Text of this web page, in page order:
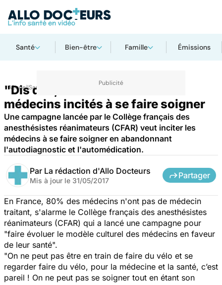
Santé Bien-être Famille Émissions
AccueilSanté
"Dis doc, t'as ton doc ?" : les
médecins incités à se faire soigner
Une campagne lancée par le Collège français des
anesthésistes réanimateurs (CFAR) veut inciter les
médecins à se faire soigner en abandonnant
l'autodiagnostic et l'automédication.
Par La rédaction d'Allo Docteurs
Mis à jour le 31/05/2017
Partager
En France, 80% des médecins n'ont pas de médecin
traitant, s'alarme le Collège français des anesthésistes
réanimateurs (CFAR) qui a lancé une campagne pour
"faire évoluer le modèle culturel des médecins en faveur
de leur santé".
"On ne peut pas être en train de faire du vélo et se
regarder faire du vélo, pour la médecine et la santé, c’est
pareil ! On ne peut pas se soigner tout en étant son